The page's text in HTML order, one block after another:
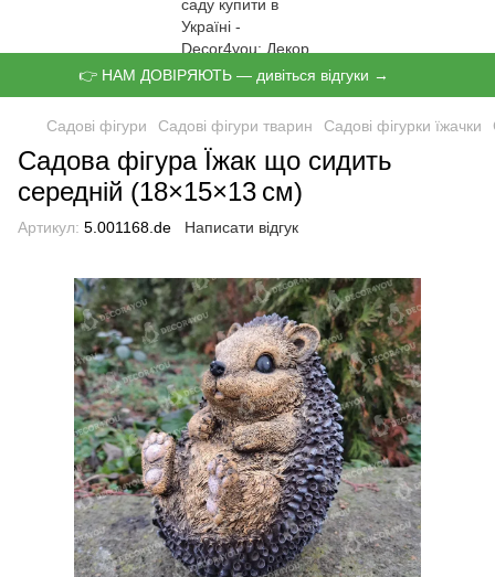
👉 НАМ ДОВІРЯЮТЬ — дивіться відгуки →
Садові фігури Садові фігури тварин Садові фігурки їжачки
Садова фігура Їжак що сидить
середній (18×15×13 см)
Артикул: 5.001168.de Написати відгук